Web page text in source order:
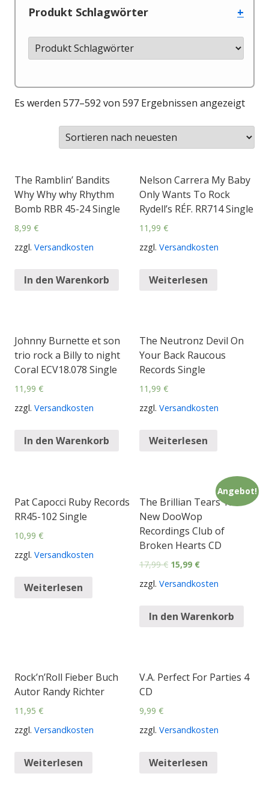
Produkt Schlagwörter +
Es werden 577–592 von 597 Ergebnissen angezeigt
The Ramblin’ Bandits
Why Why why Rhythm
Bomb RBR 45-24 Single
8,99 €
zzgl. Versandkosten
In den Warenkorb
Nelson Carrera My Baby
Only Wants To Rock
Rydell’s RÉF. RR714 Single
11,99 €
zzgl. Versandkosten
Weiterlesen
Johnny Burnette et son
trio rock a Billy to night
Coral ECV18.078 Single
11,99 €
zzgl. Versandkosten
In den Warenkorb
The Neutronz Devil On
Your Back Raucous
Records Single
11,99 €
zzgl. Versandkosten
Weiterlesen
Pat Capocci Ruby Records
RR45-102 Single
10,99 €
zzgl. Versandkosten
Weiterlesen
Angebot!
The Brillian Tears 18
New DooWop
Recordings Club of
Broken Hearts CD
17,99€ 15,99 €
zzgl. Versandkosten
In den Warenkorb
Rock’n’Roll Fieber Buch
Autor Randy Richter
11,95 €
zzgl. Versandkosten
Weiterlesen
V.A. Perfect For Parties 4
CD
9,99 €
zzgl. Versandkosten
Weiterlesen